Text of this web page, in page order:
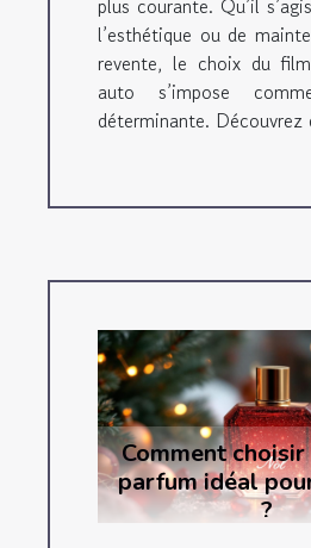
plus courante. Qu’il
l’esthétique ou de
revente, le choix du
auto s’impose
déterminante. Découvrez
Comment
parfum idéal
?